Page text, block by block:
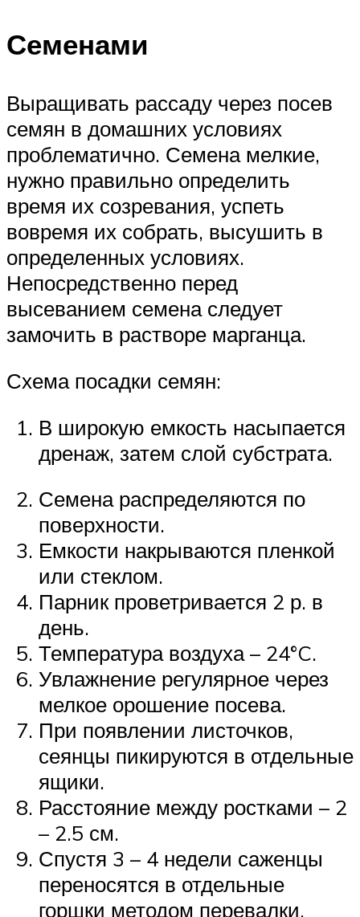
Семенами
Выращивать рассаду через посев
семян в домашних условиях
проблематично. Семена мелкие,
нужно правильно определить
время их созревания, успеть
вовремя их собрать, высушить в
определенных условиях.
Непосредственно перед
высеванием семена следует
замочить в растворе марганца.
Схема посадки семян:
В широкую емкость насыпается
дренаж, затем слой субстрата.
Семена распределяются по
поверхности.
Емкости накрываются пленкой
или стеклом.
Парник проветривается 2 р. в
день.
Температура воздуха – 24°C.
Увлажнение регулярное через
мелкое орошение посева.
При появлении листочков,
сеянцы пикируются в отдельные
ящики.
Расстояние между ростками – 2
– 2.5 см.
Спустя 3 – 4 недели саженцы
переносятся в отдельные
горшки методом перевалки.